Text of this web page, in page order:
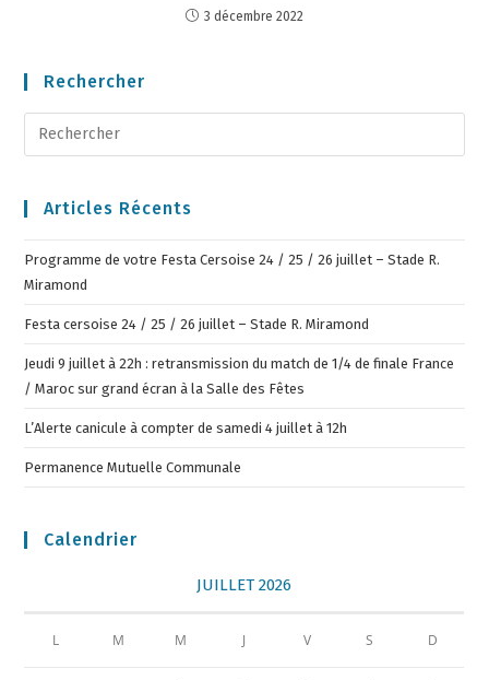
3 décembre 2022
Rechercher
Articles Récents
Programme de votre Festa Cersoise 24 / 25 / 26 juillet – Stade R.
Miramond
Festa cersoise 24 / 25 / 26 juillet – Stade R. Miramond
Jeudi 9 juillet à 22h : retransmission du match de 1/4 de finale France
/ Maroc sur grand écran à la Salle des Fêtes
L’Alerte canicule à compter de samedi 4 juillet à 12h
Permanence Mutuelle Communale
Calendrier
JUILLET 2026
L M M J V S D